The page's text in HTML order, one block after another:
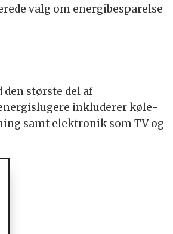
valg om energibesparelse
største del af
inkluderer køle-
samt elektronik som TV og